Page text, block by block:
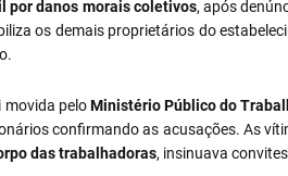
por danos morais coletivos, após
os demais proprietários do
movida peloMinistério Público do
confirmando as acusações. As
das trabalhadoras, insinuava